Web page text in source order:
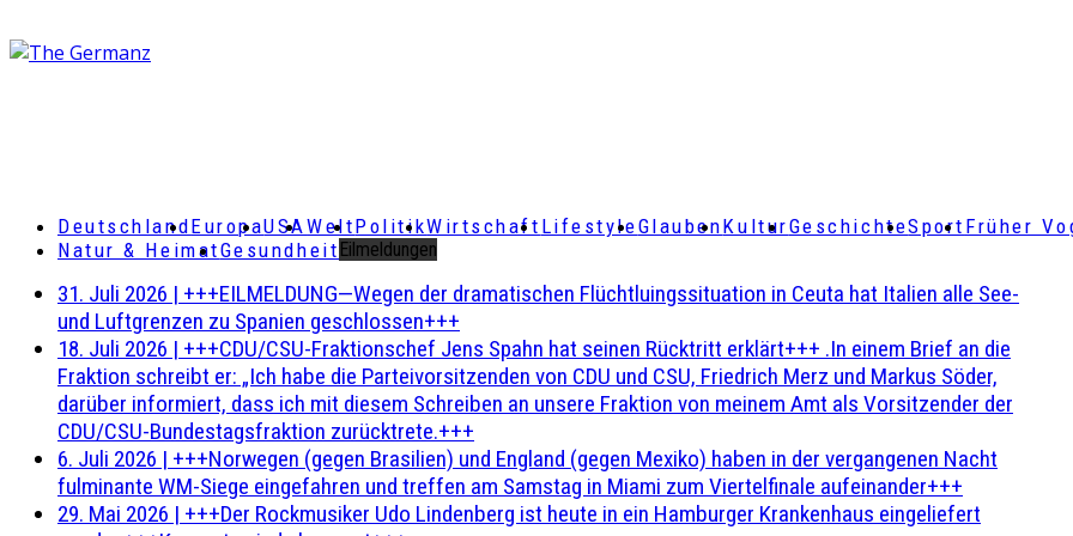
DeutschlandEuropaUSAWeltPolitikWirtschaft LifestyleGlaubenKulturGeschichteSport Früher
Natur & HeimatGesundheit Eilmeldungen
31. Juli 2026 | +++EILMELDUNG—Wegen der dramatischen Flüchtluingssituation in Ceuta hat Italien alle See-
und Luftgrenzen zu Spanien geschlossen+++
18. Juli 2026 | +++CDU/CSU-Fraktionschef Jens Spahn hat seinen Rücktritt erklärt+++ .In einem Brief an die
Fraktion schreibt er: „Ich habe die Parteivorsitzenden von CDU und CSU, Friedrich Merz und Markus Söder,
darüber informiert, dass ich mit diesem Schreiben an unsere Fraktion von meinem Amt als Vorsitzender der
CDU/CSU-Bundestagsfraktion zurücktrete.+++
6. Juli 2026 | +++Norwegen (gegen Brasilien) und England (gegen Mexiko) haben in der vergangenen Nacht
fulminante WM-Siege eingefahren und treffen am Samstag in Miami zum Viertelfinale aufeinander+++
29. Mai 2026 | +++Der Rockmusiker Udo Lindenberg ist heute in ein Hamburger Krankenhaus eingeliefert